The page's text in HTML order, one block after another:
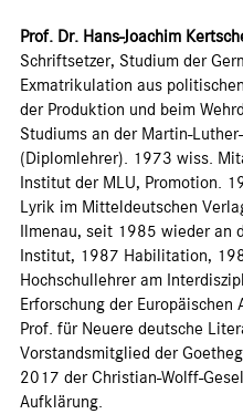
Prof. Dr. Hans-Joachim
Schriftsetzer, Studium der
Exmatrikulation aus
der Produktion und beim
Studiums an der Martin-
(Diplomlehrer). 1973 wiss.
Institut der MLU, Promotion.
Lyrik im Mitteldeutschen
Ilmenau, seit 1985 wieder an
Institut, 1987 Habilitation,
Hochschullehrer am
Erforschung der
Prof. für Neuere deutsche
Vorstandsmitglied der
2017 der Christian-Wolff-
Aufklärung.